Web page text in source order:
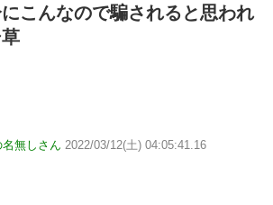
こんなので騙されると思われ
無しさん 2022/03/12(土) 04:05:41.16